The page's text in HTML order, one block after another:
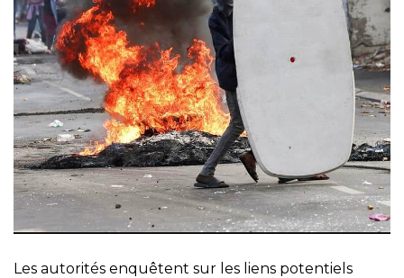
Les autorités enquêtent sur les liens potentiels